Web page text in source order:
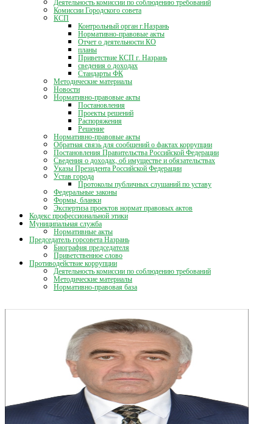
Деятельность комиссии по соблюдению требований
Комиссии Городского совета
КСП
Контрольный орган г.Назрань
Нормативно-правовые акты
Отчет о деятельности КО
планы
Приветствие КСП г. Назрань
сведения о доходах
Стандарты ФК
Методические материалы
Новости
Нормативно-правовые акты
Постановления
Проекты решений
Распоряжения
Решение
Нормативно-правовые акты
Обратная связь для сообщений о фактах коррупции
Постановления Правительства Российской Федерации
Сведения о доходах, об имуществе и обязательствах
Указы Президента Российской Федерации
Устав города
Протоколы публичных слушаний по уставу
Федеральные законы
Формы, бланки
Экспертиза проектов нормат правовых актов
Кодекс профессиональной этики
Муниципальная служба
Нормативные акты
Председатель горсовета Назрань
Биография председателя
Приветственное слово
Противодействие коррупции
Деятельность комиссии по соблюдению требований
Методические материалы
Нормативно-правовая база